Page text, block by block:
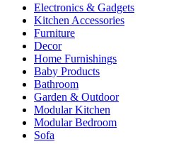
Electronics & Gadgets
Kitchen Accessories
Furniture
Decor
Home Furnishings
Baby Products
Bathroom
Garden & Outdoor
Modular Kitchen
Modular Bedroom
Sofa